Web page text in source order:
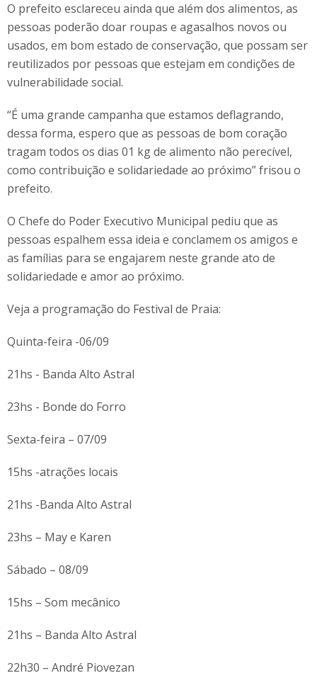
O prefeito esclareceu ainda que além dos alimentos, as
pessoas poderão doar roupas e agasalhos novos ou
usados, em bom estado de conservação, que possam ser
reutilizados por pessoas que estejam em condições de
vulnerabilidade social.
“É uma grande campanha que estamos deflagrando,
dessa forma, espero que as pessoas de bom coração
tragam todos os dias 01 kg de alimento não perecível,
como contribuição e solidariedade ao próximo” frisou o
prefeito.
O Chefe do Poder Executivo Municipal pediu que as
pessoas espalhem essa ideia e conclamem os amigos e
as famílias para se engajarem neste grande ato de
solidariedade e amor ao próximo.
Veja a programação do Festival de Praia:
Quinta-feira -06/09
21hs - Banda Alto Astral
23hs - Bonde do Forro
Sexta-feira – 07/09
15hs -atrações locais
21hs -Banda Alto Astral
23hs – May e Karen
Sábado – 08/09
15hs – Som mecânico
21hs – Banda Alto Astral
22h30 – André Piovezan